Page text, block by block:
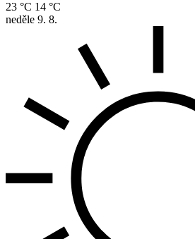
23 °C 14 °C
neděle 9. 8.